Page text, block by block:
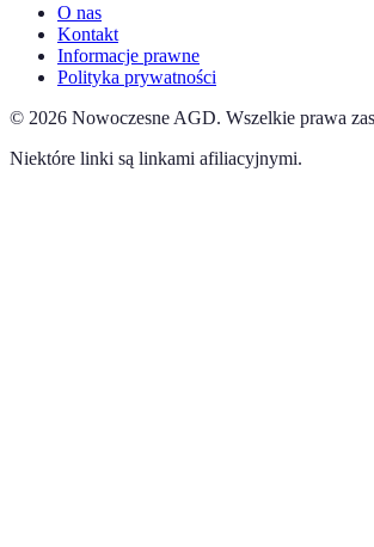
O nas
Kontakt
Informacje prawne
Polityka prywatności
© 2026 Nowoczesne AGD. Wszelkie prawa
Niektóre linki są linkami afiliacyjnymi.